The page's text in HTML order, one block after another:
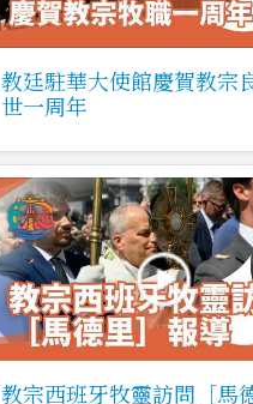
教廷駐華大使館慶賀教宗
世一周年
教宗西班牙牧靈訪問［馬